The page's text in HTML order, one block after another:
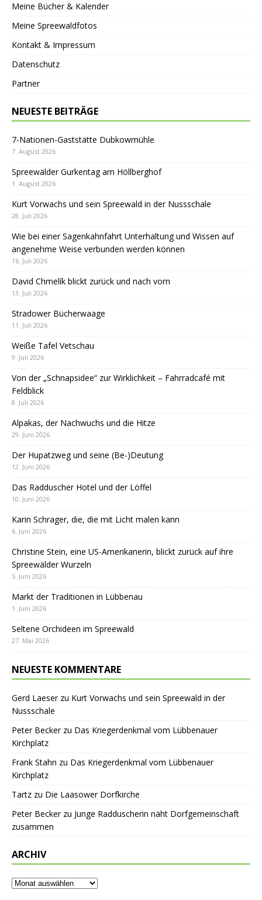
Meine Bücher & Kalender
Meine Spreewaldfotos
Kontakt & Impressum
Datenschutz
Partner
NEUESTE BEITRÄGE
7-Nationen-Gaststätte Dubkowmühle
7. August 2026
Spreewälder Gurkentag am Höllberghof
1. August 2026
Kurt Vorwachs und sein Spreewald in der Nussschale
28. Juli 2026
Wie bei einer Sagenkahnfahrt Unterhaltung und Wissen auf
angenehme Weise verbunden werden können
16. Juli 2026
David Chmelík blickt zurück und nach vorn
13. Juli 2026
Stradower Bücherwaage
11. Juli 2026
Weiße Tafel Vetschau
9. Juli 2026
Von der „Schnapsidee“ zur Wirklichkeit – Fahrradcafé mit
Feldblick
8. Juli 2026
Alpakas, der Nachwuchs und die Hitze
29. Juni 2026
Der Hupatzweg und seine (Be-)Deutung
12. Juni 2026
Das Radduscher Hotel und der Löffel
10. Juni 2026
Karin Schrager, die, die mit Licht malen kann
6. Juni 2026
Christine Stein, eine US-Amerikanerin, blickt zurück auf ihre
Spreewälder Wurzeln
5. Juni 2026
Markt der Traditionen in Lübbenau
1. Juni 2026
Seltene Orchideen im Spreewald
27. Mai 2026
NEUESTE KOMMENTARE
Gerd Laeserzu Kurt Vorwachs und sein Spreewald in der
Nussschale
Peter Beckerzu Das Kriegerdenkmal vom Lübbenauer
Kirchplatz
Frank Stahn zu Das Kriegerdenkmal vom Lübbenauer
Kirchplatz
Tartz zu Die Laasower Dorfkirche
Peter Beckerzu Junge Radduscherin näht Dorfgemeinschaft
zusammen
ARCHIV